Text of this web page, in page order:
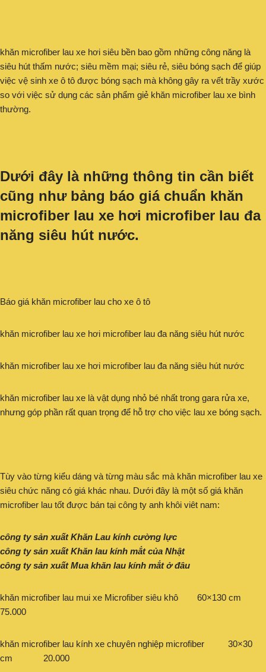
khăn microfiber lau xe hơi siêu bền bao gồm những công năng là
siêu hút thấm nước; siêu mềm mại; siêu rẻ, siêu bóng sạch để giúp
việc vệ sinh xe ô tô được bóng sạch mà không gây ra vết trầy xước
so với việc sử dụng các sản phẩm giẻ khăn microfiber lau xe bình
thường.
Dưới đây là những thông tin cần biết
cũng như bảng báo giá chuẩn khăn
microfiber lau xe hơi microfiber lau đa
năng siêu hút nước.
Báo giá khăn microfiber lau cho xe ô tô
khăn microfiber lau xe hơi microfiber lau đa năng siêu hút nước
khăn microfiber lau xe hơi microfiber lau đa năng siêu hút nước
khăn microfiber lau xe là vật dụng nhỏ bé nhất trong gara rửa xe,
nhưng góp phần rất quan trọng để hỗ trợ cho việc lau xe bóng sạch.
Tùy vào từng kiểu dáng và từng màu sắc mà khăn microfiber lau xe
siêu chức năng có giá khác nhau. Dưới đây là một số giá khăn
microfiber lau tốt được bán tại công ty anh khôi viêt nam:
công ty sản xuất Khăn Lau kính cường lực
công ty sản xuất Khăn lau kính mắt của Nhật
công ty sản xuất Mua khăn lau kính mắt ở đâu
khăn microfiber lau mui xe Microfiber siêu khô 60×130 cm
75.000
khăn microfiber lau kính xe chuyên nghiệp microfiber 30×30
cm 20.000